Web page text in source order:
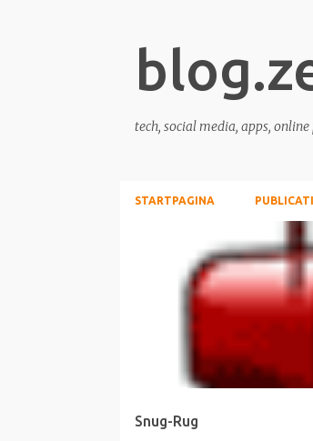
tech, social media, apps,
STARTPAGINA
Snug-Rug
PERSOONLIJK